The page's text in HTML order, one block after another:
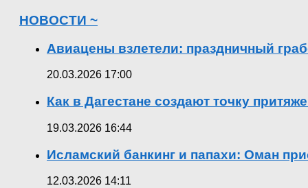
НОВОСТИ ~
Авиацены взлетели: праздничный
20.03.2026 17:00
Как в Дагестане создают точку
19.03.2026 16:44
Исламский банкинг и папахи: Оман
12.03.2026 14:11